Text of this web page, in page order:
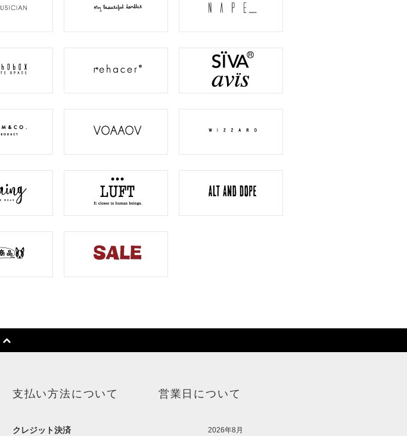
支払い方法について
クレジット決済
営業日について
2026年8月